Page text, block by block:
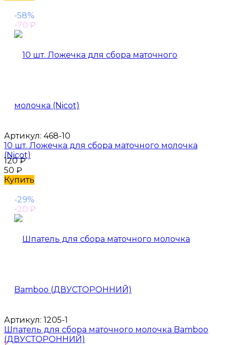
-58%
-70 ₽
Артикул: 468-10
10 шт. Ложечка для сбора маточного молочка
(Nicot)
120₽
50 ₽
Купить
-29%
-20 ₽
Артикул: 1205-1
Шпатель для сбора маточного молочка Bamboo
(ДВУСТОРОННИЙ)